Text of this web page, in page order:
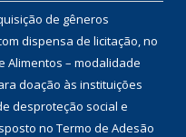
de gêneros
dispensa de licitação, no
Alimentos – modalidade
doação às instituições
desproteção social e
no Termo de Adesão